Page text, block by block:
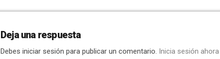
Deja una respuesta
Debes iniciar sesión para publicar un comentario. Inicia sesión ahora